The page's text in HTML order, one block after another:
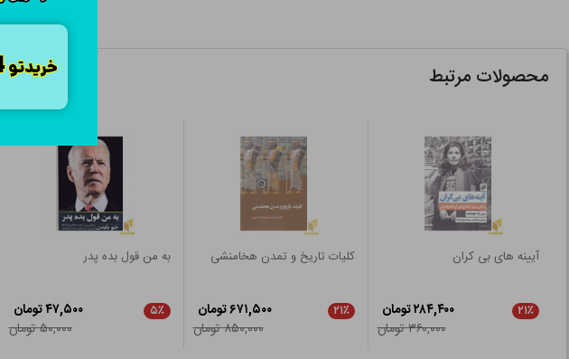
محصولات مرتبط
آیینه های بی کران
۲۱٪
۲۸۴,۴۰۰ تومان
۳۶۰,۰۰۰ تومان
کلیات تاریخ و تمدن هخامنشی
۲۱٪
۶۷۱,۵۰۰ تومان
۸۵۰,۰۰۰ تومان
به من قول بده پدر
۵٪
۴۷,۵۰۰ تومان
۵۰,۰۰۰ تومان